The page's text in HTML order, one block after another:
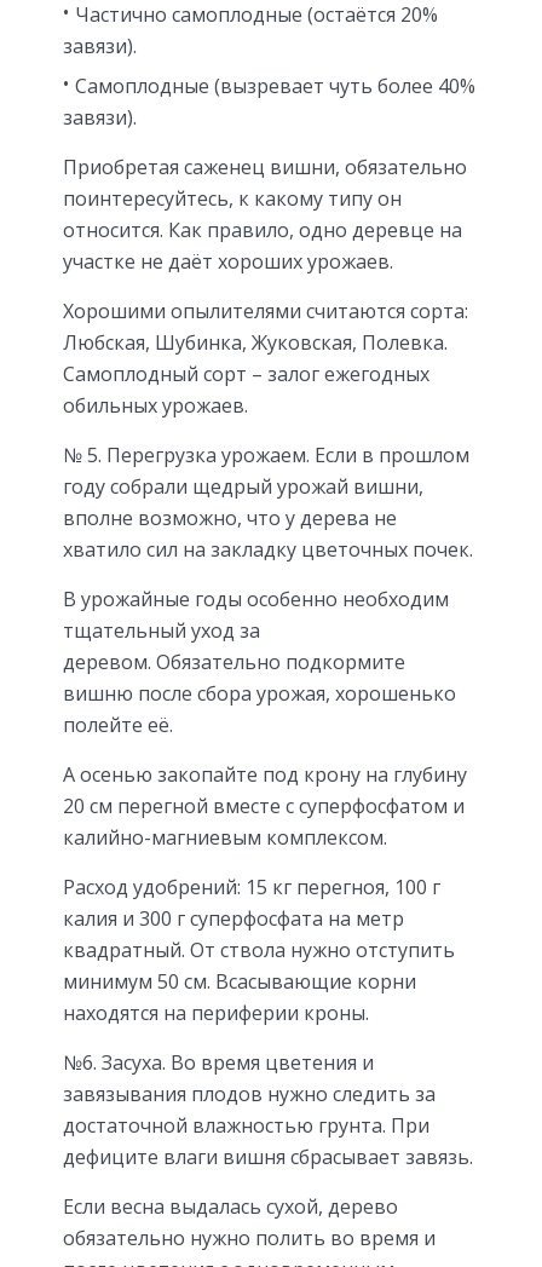
Частично самоплодные (остаётся 20%
завязи).
Самоплодные (вызревает чуть более 40%
завязи).
Приобретая саженец вишни, обязательно
поинтересуйтесь, к какому типу он
относится. Как правило, одно деревце на
участке не даёт хороших урожаев.
Хорошими опылителями считаются сорта:
Любская, Шубинка, Жуковская, Полевка.
Самоплодный сорт – залог ежегодных
обильных урожаев.
№ 5. Перегрузка урожаем. Если в прошлом
году собрали щедрый урожай вишни,
вполне возможно, что у дерева не
хватило сил на закладку цветочных почек.
В урожайные годы особенно необходим
тщательный уход за
деревом. Обязательно подкормите
вишню после сбора урожая, хорошенько
полейте её.
А осенью закопайте под крону на глубину
20 см перегной вместе с суперфосфатом и
калийно-магниевым комплексом.
Расход удобрений: 15 кг перегноя, 100 г
калия и 300 г суперфосфата на метр
квадратный. От ствола нужно отступить
минимум 50 см. Всасывающие корни
находятся на периферии кроны.
№6. Засуха. Во время цветения и
завязывания плодов нужно следить за
достаточной влажностью грунта. При
дефиците влаги вишня сбрасывает завязь.
Если весна выдалась сухой, дерево
обязательно нужно полить во время и